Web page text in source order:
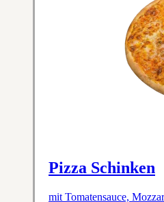
Pizza Schinken
mit Tomatensauce,